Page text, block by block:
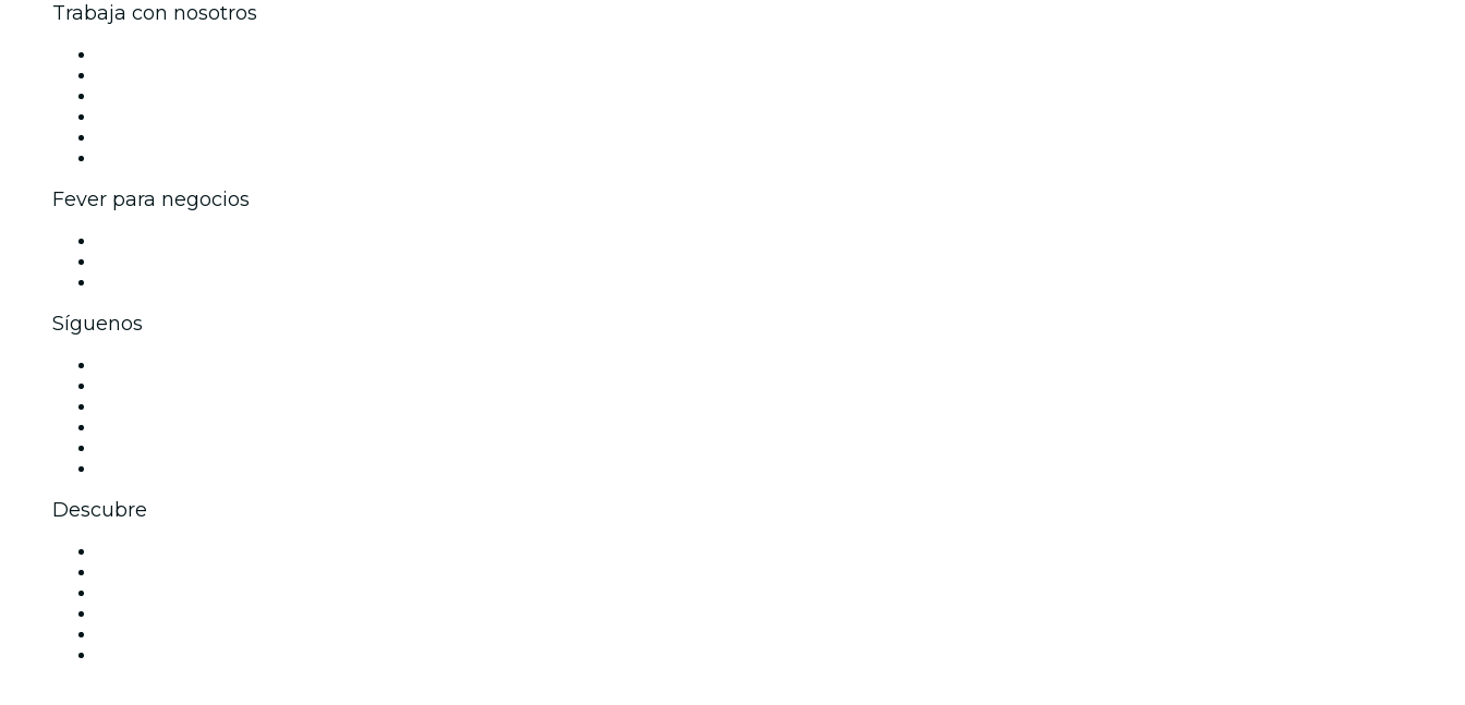
Trabaja con nosotros
Fever para negocios
Síguenos
Descubre